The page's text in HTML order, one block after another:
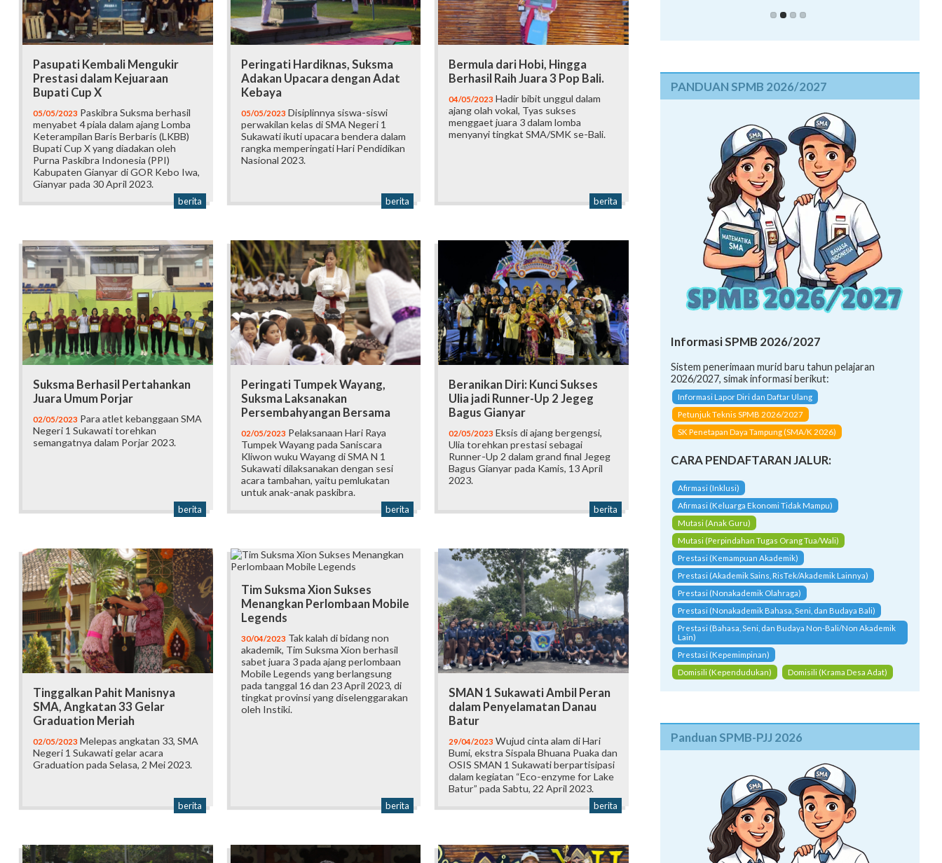
Pasupati Kembali Mengukir
Prestasi dalam Kejuaraan
Bupati Cup X
05/05/2023 Paskibra Suksma berhasil
menyabet 4 piala dalam ajang Lomba
Keterampilan Baris Berbaris (LKBB)
Bupati Cup X yang diadakan oleh
Purna Paskibra Indonesia (PPI)
Kabupaten Gianyar di GOR Kebo Iwa,
Gianyar pada 30 April 2023.
berita
Peringati Hardiknas, Suksma
Adakan Upacara dengan Adat
Kebaya
05/05/2023 Disiplinnya siswa-siswi
perwakilan kelas di SMA Negeri 1
Sukawati ikuti upacara bendera dalam
rangka memperingati Hari Pendidikan
Nasional 2023.
berita
Bermula dari Hobi, Hingga
Berhasil Raih Juara 3 Pop Bali.
04/05/2023 Hadir bibit unggul dalam
ajang olah vokal, Tyas sukses
menggaet juara 3 dalam lomba
menyanyi tingkat SMA/SMK se-Bali.
berita
Suksma Berhasil Pertahankan
Juara Umum Porjar
02/05/2023 Para atlet kebanggaan SMA
Negeri 1 Sukawati torehkan
semangatnya dalam Porjar 2023.
berita
Peringati Tumpek Wayang,
Suksma Laksanakan
Persembahyangan Bersama
02/05/2023 Pelaksanaan Hari Raya
Tumpek Wayang pada Saniscara
Kliwon wuku Wayang di SMA N 1
Sukawati dilaksanakan dengan sesi
acara tambahan, yaitu pemlukatan
untuk anak-anak paskibra.
berita
Beranikan Diri: Kunci Sukses
Ulia jadi Runner-Up 2 Jegeg
Bagus Gianyar
02/05/2023 Eksis di ajang bergengsi,
Ulia torehkan prestasi sebagai
Runner-Up 2 dalam grand final Jegeg
Bagus Gianyar pada Kamis, 13 April
2023.
berita
Tinggalkan Pahit Manisnya
SMA, Angkatan 33 Gelar
Graduation Meriah
02/05/2023 Melepas angkatan 33, SMA
Negeri 1 Sukawati gelar acara
Graduation pada Selasa, 2 Mei 2023.
berita
Tim Suksma Xion Sukses
Menangkan Perlombaan Mobile
Legends
30/04/2023 Tak kalah di bidang non
akademik, Tim Suksma Xion berhasil
sabet juara 3 pada ajang perlombaan
Mobile Legends yang berlangsung
pada tanggal 16 dan 23 April 2023, di
tingkat provinsi yang diselenggarakan
oleh Instiki.
berita
SMAN 1 Sukawati Ambil Peran
dalam Penyelamatan Danau
Batur
29/04/2023 Wujud cinta alam di Hari
Bumi, ekstra Sispala Bhuana Puaka dan
OSIS SMAN 1 Sukawati berpartisipasi
dalam kegiatan “Eco-enzyme for Lake
Batur” pada Sabtu, 22 April 2023.
berita
PANDUAN SPMB 2026/2027
Informasi SPMB 2026/2027
Sistem penerimaan murid baru tahun pelajaran
2026/2027, simak informasi berikut:
Informasi Lapor Diri dan Daftar Ulang
Petunjuk Teknis SPMB 2026/2027
SK Penetapan Daya Tampung (SMA/K 2026)
CARA PENDAFTARAN JALUR:
Afirmasi (Inklusi)
Afirmasi (Keluarga Ekonomi Tidak Mampu)
Mutasi (Anak Guru)
Mutasi (Perpindahan Tugas Orang Tua/Wali)
Prestasi (Kemampuan Akademik)
Prestasi (Akademik Sains, RisTek/Akademik Lainnya)
Prestasi (Nonakademik Olahraga)
Prestasi (Nonakademik Bahasa, Seni, dan Budaya Bali)
Prestasi (Bahasa, Seni, dan Budaya Non-Bali/Non Akademik
Lain)
Prestasi (Kepemimpinan)
Domisili (Kependudukan)
Domisili (Krama Desa Adat)
Panduan SPMB-PJJ 2026